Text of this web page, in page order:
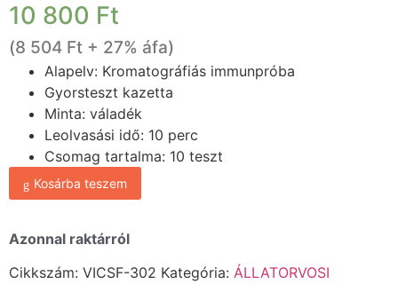
10 800 Ft
(8 504 Ft + 27% áfa)
Alapelv: Kromatográfiás immunpróba
Gyorsteszt kazetta
Minta: váladék
Leolvasási idő: 10 perc
Csomag tartalma: 10 teszt
Kosárba teszem
Azonnal raktárról
Cikkszám: VICSF-302 Kategória: ÁLLATORVOSI